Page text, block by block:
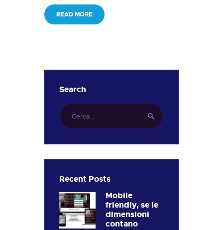
READ MORE
Search
Ricerca
per:
Recent Posts
Mobile
friendly, se le
dimensioni
contano